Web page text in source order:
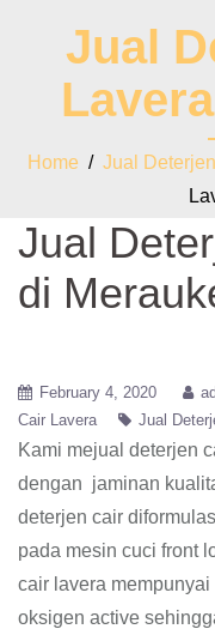
Jual
Home / Jual
Jual
di
February 4, 2020
Cair Lavera
Jual
Kami mejual deterjen
dengan jaminan
deterjen cair
pada mesin cuci front
cair lavera
oksigen active